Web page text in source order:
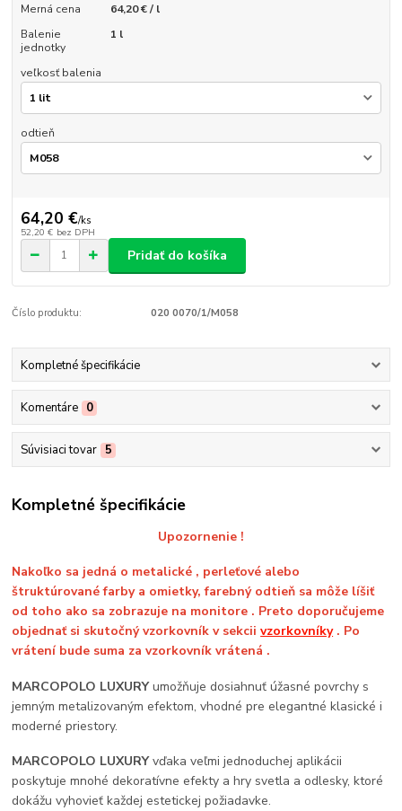
Merná cena
64,20 € / l
Balenie
jednotky
1 l
veľkosť balenia
odtieň
64,20 €/ks
52,20 € bez DPH
Pridať do košíka
Číslo produktu: 020 0070/1/M058
Kompletné špecifikácie
Komentáre 0
Súvisiaci tovar 5
Kompletné špecifikácie
Upozornenie !
Nakoľko sa jedná o metalické , perleťové alebo
štruktúrované farby a omietky, farebný odtieň sa môže líšiť
od toho ako sa zobrazuje na monitore . Preto doporučujeme
objednať si skutočný vzorkovník v sekciivzorkovníky. Po
vrátení bude suma za vzorkovník vrátená .
MARCOPOLO LUXURYumožňuje dosiahnuť úžasné povrchy s
jemným metalizovaným efektom, vhodné pre elegantné klasické i
moderné priestory.
MARCOPOLO LUXURYvďaka veľmi jednoduchej aplikácii
poskytuje mnohé dekoratívne efekty a hry svetla a odlesky, ktoré
dokážu vyhovieť každej estetickej požiadavke.